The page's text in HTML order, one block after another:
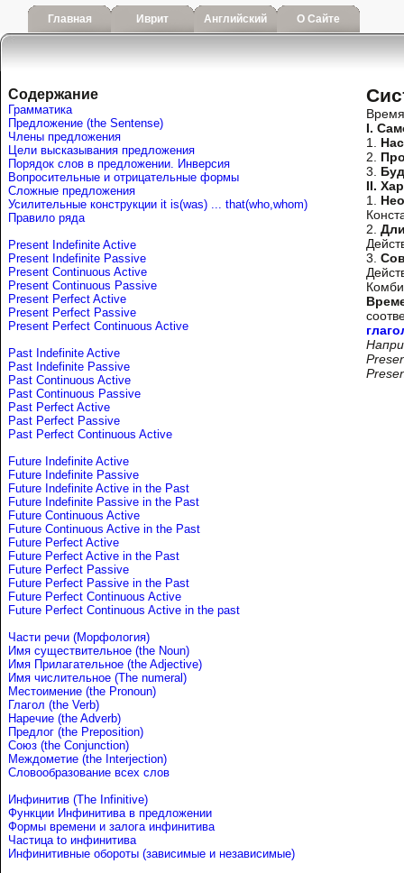
Главная Иврит Английский О Сайте
Содержание
Грамматика
Предложение (the Sentense)
Члены предложения
Цели высказывания предложения
Порядок слов в предложении. Инверсия
Вопросительные и отрицательные формы
Сложные предложения
Усилительные конструкции it is(was) ... that(who,whom)
Правило ряда
Present Indefinite Active
Present Indefinite Passive
Present Continuous Active
Present Continuous Passive
Present Perfect Active
Present Perfect Passive
Present Perfect Continuous Active
Past Indefinite Active
Past Indefinite Passive
Past Continuous Active
Past Continuous Passive
Past Perfect Active
Past Perfect Passive
Past Perfect Continuous Active
Future Indefinite Active
Future Indefinite Passive
Future Indefinite Active in the Past
Future Indefinite Passive in the Past
Future Continuous Active
Future Continuous Active in the Past
Future Perfect Active
Future Perfect Active in the Past
Future Perfect Passive
Future Perfect Passive in the Past
Future Perfect Continuous Active
Future Perfect Continuous Active in the past
Части речи (Морфология)
Имя существительное (the Noun)
Имя Прилагательное (the Adjective)
Имя числительное (The numeral)
Местоимение (the Pronoun)
Глагол (the Verb)
Наречие (the Adverb)
Предлог (the Preposition)
Союз (the Conjunction)
Междометие (the Interjection)
Словообразование всех слов
Инфинитив (The Infinitive)
Функции Инфинитива в предложении
Формы времени и залога инфинитива
Частица to инфинитива
Инфинитивные обороты (зависимые и независимые)
I.
1.
2.
3.
II.
1.
2.
3.